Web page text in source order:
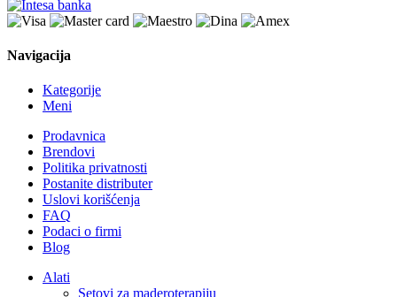
Navigacija
Kategorije
Meni
Prodavnica
Brendovi
Politika privatnosti
Postanite distributer
Uslovi korišćenja
FAQ
Podaci o firmi
Blog
Alati
Setovi za maderoterapiju